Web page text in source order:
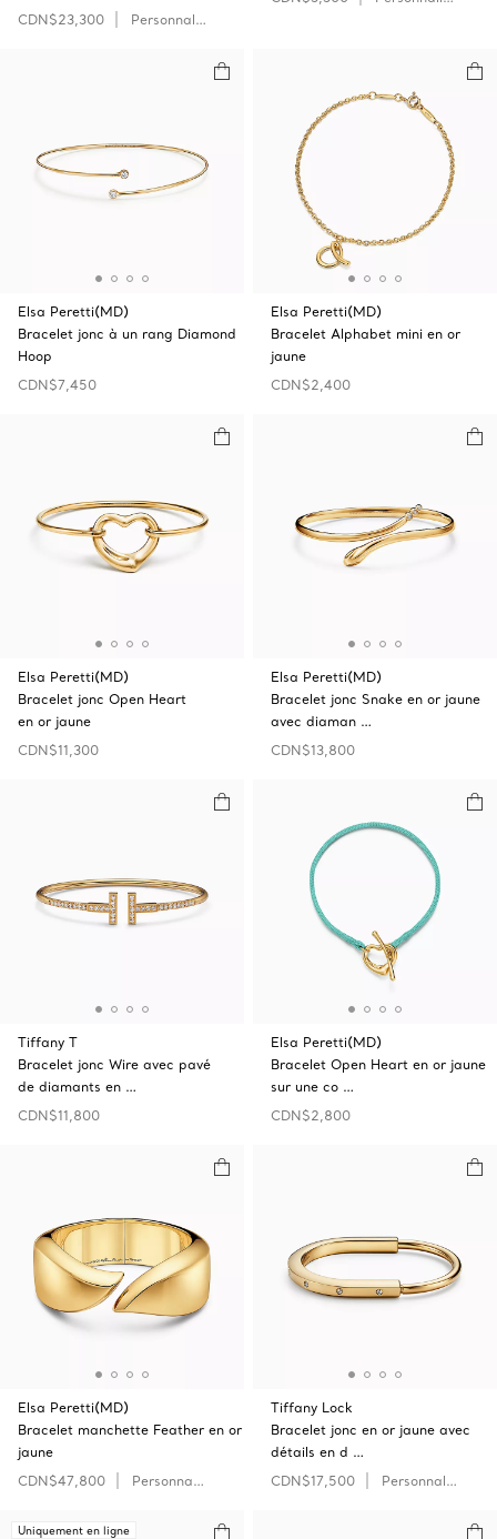
CDN$23,300 Personnaliser
Elsa Peretti(MD)
Bracelet jonc à un rang Diamond
Hoop
CDN$7,450
Elsa Peretti(MD)
Bracelet Alphabet mini en or
jaune
CDN$2,400
Elsa Peretti(MD)
Bracelet jonc Open Heart
en or jaune
CDN$11,300
Elsa Peretti(MD)
Bracelet jonc Snake en or jaune
avec diaman …
CDN$13,800
Tiffany T
Bracelet jonc Wire avec pavé
de diamants en …
CDN$11,800
Elsa Peretti(MD)
Bracelet Open‎ Heart en or jaune
sur une co …
CDN$2,800
Elsa Peretti(MD)
Bracelet manchette Feather en or
jaune
CDN$47,800
Personnaliser
Tiffany Lock
Bracelet jonc en or jaune avec
détails en d …
CDN$17,500
Personnaliser
Uniquement en ligne